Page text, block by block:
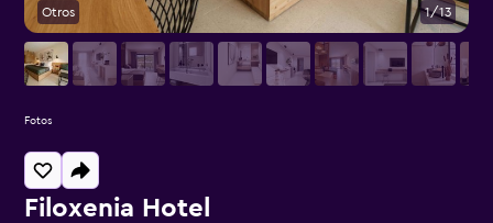
Filoxenia Hotel
Otros 1/13
Fotos